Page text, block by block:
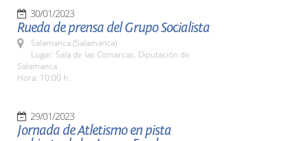
30/01/2023
Rueda de prensa del Grupo Socialista
Salamanca (Salamanca)
Lugar: Sala de las Comarcas. Diputación de
Salamanca
Hora: 10:00 h.
29/01/2023
Jornada de Atletismo en pista